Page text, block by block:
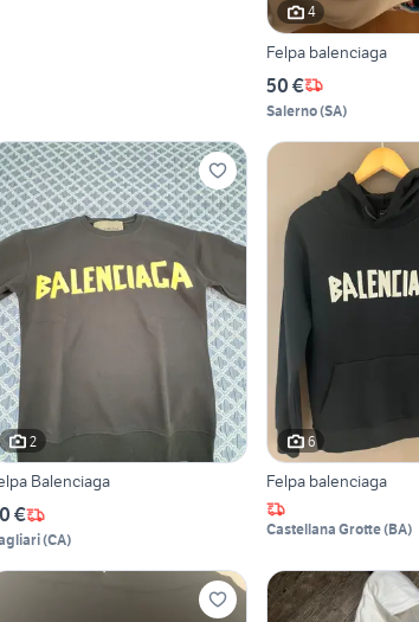
4
Felpa balenciaga
50 €
Salerno(SA)
2
Balenciaga
€
(CA)
6
Felpa balenciaga
Castellana Grotte(BA)